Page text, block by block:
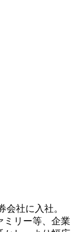
会社に入社。
ミリー等、企業